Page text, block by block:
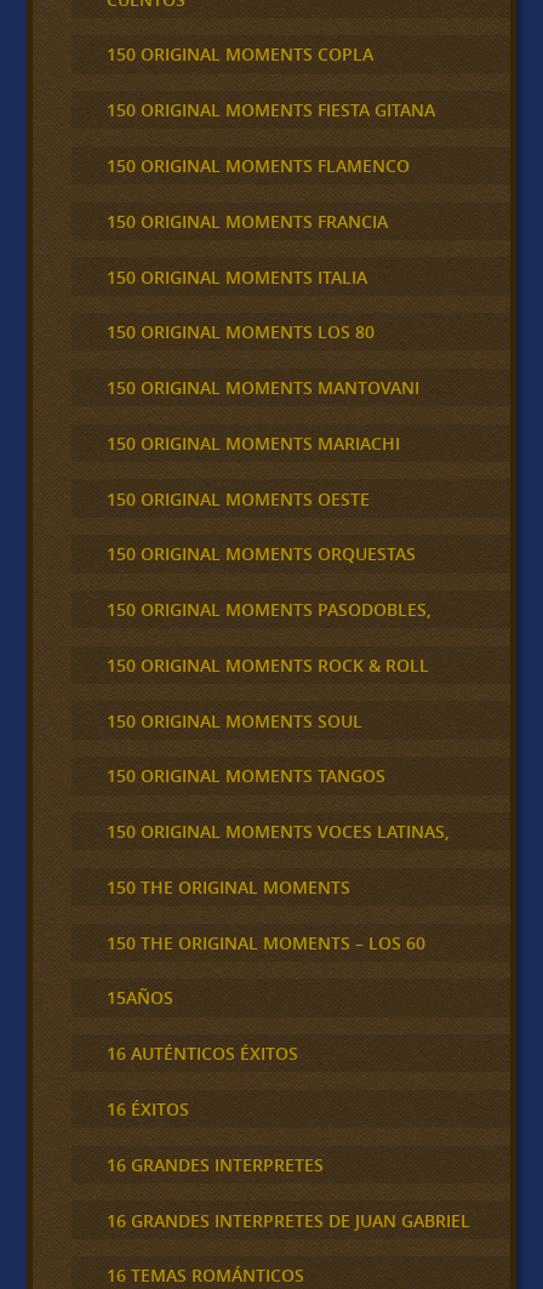
150 ORIGINAL MOMENTS COPLA
150 ORIGINAL MOMENTS FIESTA GITANA
150 ORIGINAL MOMENTS FLAMENCO
150 ORIGINAL MOMENTS FRANCIA
150 ORIGINAL MOMENTS ITALIA
150 ORIGINAL MOMENTS LOS 80
150 ORIGINAL MOMENTS MANTOVANI
150 ORIGINAL MOMENTS MARIACHI
150 ORIGINAL MOMENTS OESTE
150 ORIGINAL MOMENTS ORQUESTAS
150 ORIGINAL MOMENTS PASODOBLES,
150 ORIGINAL MOMENTS ROCK & ROLL
150 ORIGINAL MOMENTS SOUL
150 ORIGINAL MOMENTS TANGOS
150 ORIGINAL MOMENTS VOCES LATINAS,
150 THE ORIGINAL MOMENTS
150 THE ORIGINAL MOMENTS – LOS 60
15AÑOS
16 AUTÉNTICOS ÉXITOS
16 ÉXITOS
16 GRANDES INTERPRETES
16 GRANDES INTERPRETES DE JUAN GABRIEL
16 TEMAS ROMÁNTICOS